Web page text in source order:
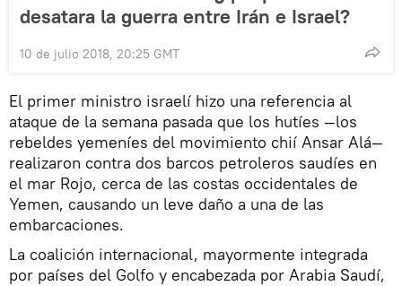
desatara la guerra entre Irán e Israel?
10 de julio 2018, 20:25 GMT
El primer ministro israelí hizo una referencia al
ataque de la semana pasada que los hutíes —los
rebeldes yemeníes del movimiento chií Ansar Alá—
realizaron contra dos barcos petroleros saudíes en
el mar Rojo, cerca de las costas occidentales de
Yemen, causando un leve daño a una de las
embarcaciones.
La coalición internacional, mayormente integrada
por países del Golfo y encabezada por Arabia Saudí,